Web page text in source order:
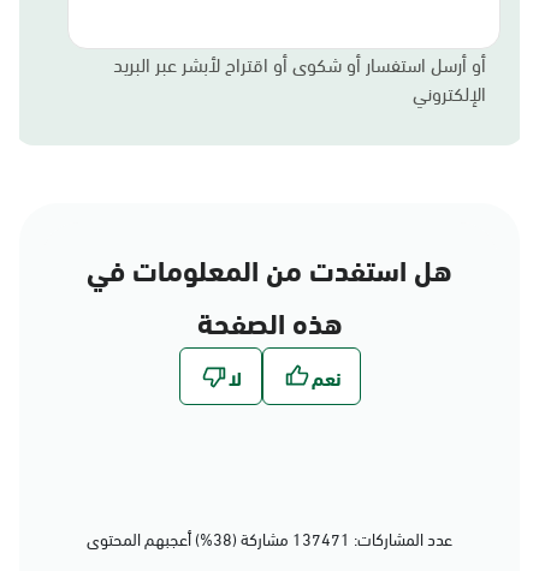
أو أرسل استفسار أو شكوى أو اقتراح لأبشر عبر البريد
الإلكتروني
هل استفدت من المعلومات في
هذه الصفحة
عدد المشاركات: 137471 مشاركة (38%) أعجبهم المحتوى